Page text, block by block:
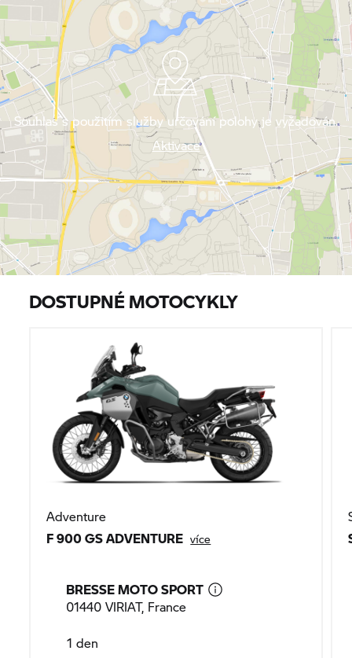
Souhlas s použitím služby určování polohy je vyžadován.
Aktivace
DOSTUPNÉ MOTOCYKLY
Adventure
F 900 GS ADVENTURE více
BRESSE MOTO SPORT
01440 VIRIAT, France
1 den